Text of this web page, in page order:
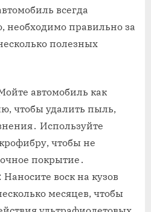
всегда
необходимо правильно за
полезных
автомобиль как
чтобы удалить пыль,
Используйте
чтобы не
покрытие․
Наносите воск на кузов
месяцев, чтобы